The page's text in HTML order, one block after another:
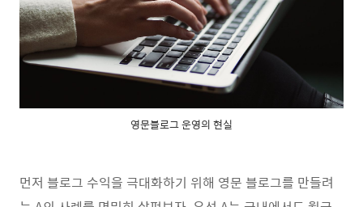
영문블로그 운영의 현실
먼저 블로그 수익을 극대화하기 위해 영문 블로그를 만들려